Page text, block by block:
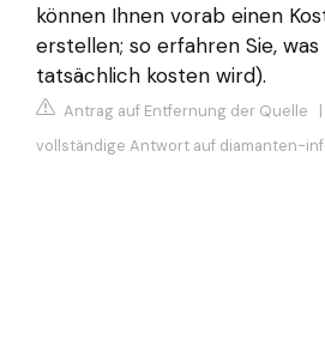
können Ihnen vorab einen
erstellen; so erfahren Sie,
tatsächlich kosten wird).
Antrag auf Entfernung der Quelle |
vollständige Antwort auf diamanten-